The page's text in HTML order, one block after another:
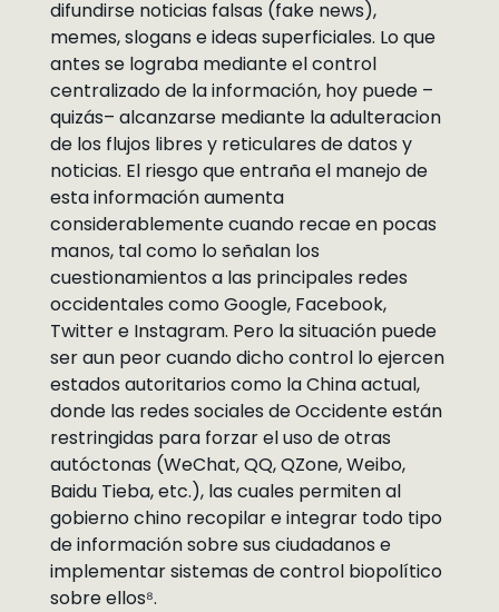
difundirse noticias falsas (fake news),
memes, slogans e ideas superficiales. Lo que
antes se lograba mediante el control
centralizado de la información, hoy puede –
quizás– alcanzarse mediante la adulteracion
de los flujos libres y reticulares de datos y
noticias. El riesgo que entraña el manejo de
esta información aumenta
considerablemente cuando recae en pocas
manos, tal como lo señalan los
cuestionamientos a las principales redes
occidentales como Google, Facebook,
Twitter e Instagram. Pero la situación puede
ser aun peor cuando dicho control lo ejercen
estados autoritarios como la China actual,
donde las redes sociales de Occidente están
restringidas para forzar el uso de otras
autóctonas (WeChat, QQ, QZone, Weibo,
Baidu Tieba, etc.), las cuales permiten al
gobierno chino recopilar e integrar todo tipo
de información sobre sus ciudadanos e
implementar sistemas de control biopolítico
sobre ellos⁸.